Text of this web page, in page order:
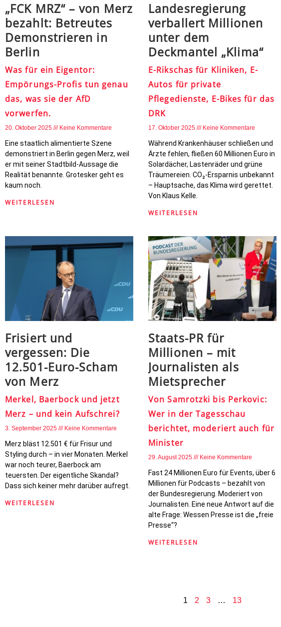
„FCK MRZ“ – von Merz
bezahlt: Betreutes
Demonstrieren in
Berlin
Was für ein Eigentor:
Empörungs-Profis tun genau
das, was sie der AfD
vorwerfen.
20. Oktober 2025 Keine Kommentare
Eine staatlich alimentierte Szene
demonstriert in Berlin gegen Merz, weil
er mit seiner Stadtbild-Aussage die
Realität benannte. Grotesker geht es
kaum noch.
WEITERLESEN
Landesregierung
verballert Millionen
unter dem
Deckmantel „Klima“
E-Rikschas für Kliniken, E-
Autos für private
Pflegedienste, E-Bikes für das
DRK
17. Oktober 2025 Keine Kommentare
Während Krankenhäuser schließen und
Ärzte fehlen, fließen 60 Millionen Euro in
Solardächer, Lastenräder und grüne
Träumereien. CO₂-Ersparnis unbekannt
– Hauptsache, das Klima wird gerettet.
Von Klaus Kelle.
WEITERLESEN
Frisiert und
vergessen: Die
12.501-Euro-Scham
von Merz
Merkel, Baerbock und jetzt
Merz – und kein Aufschrei?
3. September 2025 Keine Kommentare
Merz bläst 12.501 € für Frisur und
Styling durch – in vier Monaten. Merkel
war noch teurer, Baerbock am
teuersten. Der eigentliche Skandal?
Dass sich keiner mehr darüber aufregt.
WEITERLESEN
Staats-PR für
Millionen – mit
Journalisten als
Mietsprecher
Von Samrotzki bis Perkovic:
Wer in der Tagesschau
berichtet, moderiert auch für
Minister
29. August 2025 Keine Kommentare
Fast 24 Millionen Euro für Events, über 6
Millionen für Podcasts – bezahlt von
der Bundesregierung. Moderiert von
Journalisten. Eine neue Antwort auf die
alte Frage: Wessen Presse ist die „freie
Presse“?
WEITERLESEN
1 2 3 … 13